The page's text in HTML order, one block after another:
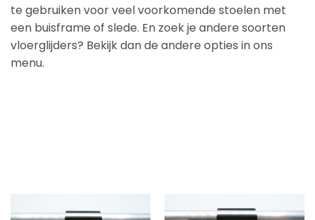
te gebruiken voor veel voorkomende stoelen met
een buisframe of slede. En zoek je andere soorten
vloerglijders? Bekijk dan de andere opties in ons
menu.